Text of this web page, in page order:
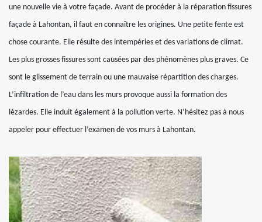
une nouvelle vie à votre façade. Avant de procéder à la réparation fissures
façade à Lahontan, il faut en connaître les origines. Une petite fente est
chose courante. Elle résulte des intempéries et des variations de climat.
Les plus grosses fissures sont causées par des phénomènes plus graves. Ce
sont le glissement de terrain ou une mauvaise répartition des charges.
L’infiltration de l’eau dans les murs provoque aussi la formation des
lézardes. Elle induit également à la pollution verte. N’hésitez pas à nous
appeler pour effectuer l’examen de vos murs à Lahontan.